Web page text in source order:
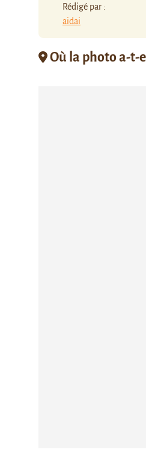
Rédigé par :
aidai
Où la photo a-t-